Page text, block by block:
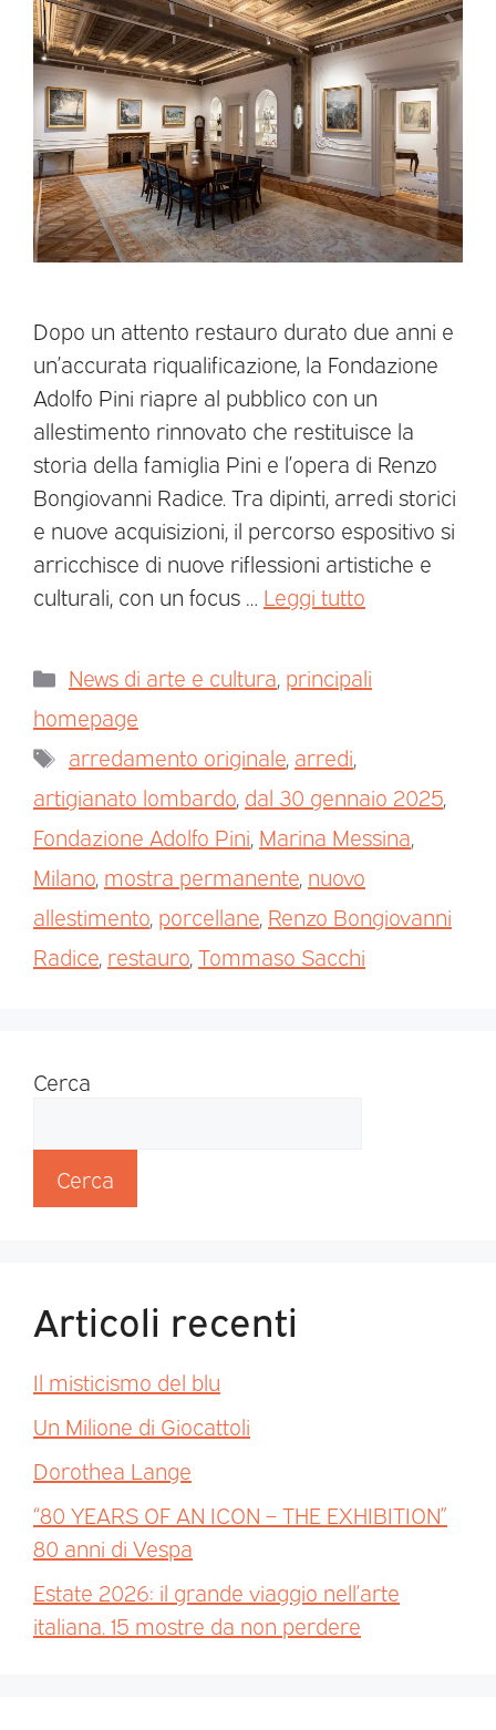
Dopo un attento restauro durato due anni e
un’accurata riqualificazione, la Fondazione
Adolfo Pini riapre al pubblico con un
allestimento rinnovato che restituisce la
storia della famiglia Pini e l’opera di Renzo
Bongiovanni Radice. Tra dipinti, arredi storici
e nuove acquisizioni, il percorso espositivo si
arricchisce di nuove riflessioni artistiche e
culturali, con un focus … Leggi tutto
News di arte e cultura principali
homepage
arredamento originale arredi
artigianato lombardo dal 30 gennaio 2025
Fondazione Adolfo Pini Marina Messina
Milano mostra permanente nuovo
allestimento porcellane Renzo Bongiovanni
Radice restauro Tommaso Sacchi
Cerca
Cerca
Articoli recenti
Il misticismo del blu
Un Milione di Giocattoli
Dorothea Lange
“80 YEARS OF AN ICON – THE EXHIBITION”
80 anni di Vespa
Estate 2026: il grande viaggio nell’arte
italiana. 15 mostre da non perdere